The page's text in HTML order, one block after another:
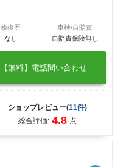
修復歴
なし
車検/自賠責
自賠責保険無し
【無料】電話問い合わせ
ショップレビュー(11件)
総合評価: 4.8 点